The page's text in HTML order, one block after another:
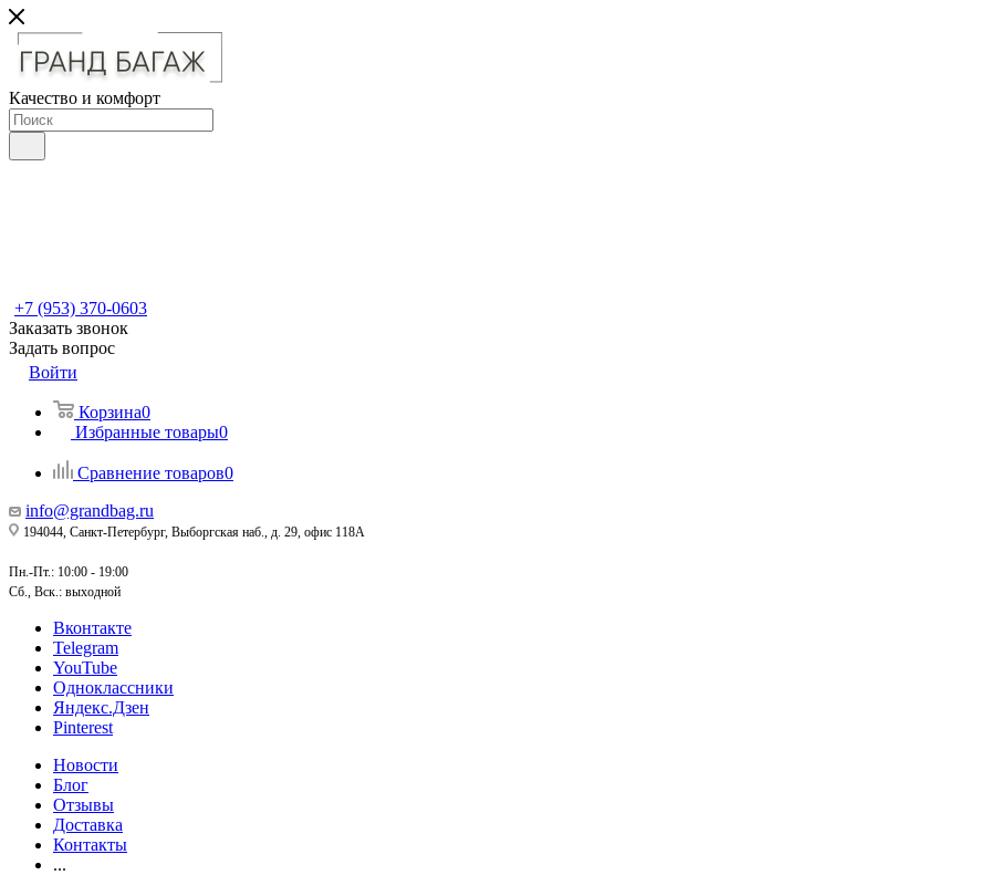
Качество и комфорт
+7 (953) 370-0603
Заказать звонок
Задать вопрос
Войти
Корзина0
Избранные товары0
Сравнение товаров0
info@grandbag.ru
194044, Санкт-Петербург, Выборгская наб., д. 29, офис 118А
Пн.-Пт.: 10:00 - 19:00
Сб., Вск.: выходной
Вконтакте
Telegram
YouTube
Одноклассники
Яндекс.Дзен
Pinterest
Новости
Блог
Отзывы
Доставка
Контакты
...